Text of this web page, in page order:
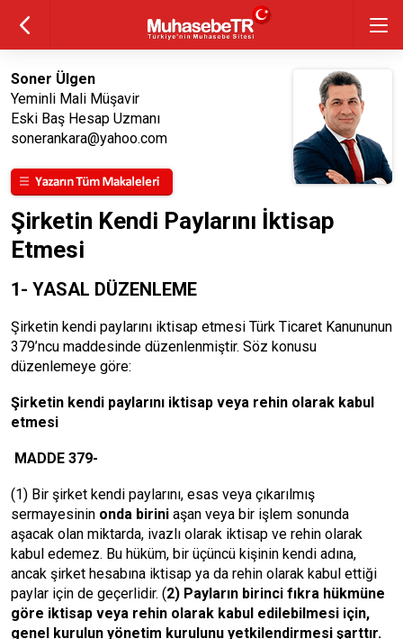
Soner Ülgen
Yeminli Mali Müşavir
Eski Baş Hesap Uzmanı
sonerankara@yahoo.com
Şirketin Kendi Paylarını İktisap
Etmesi
1- YASAL DÜZENLEME
Şirketin kendi paylarını iktisap etmesi Türk Ticaret Kanununun
379’ncu maddesinde düzenlenmiştir. Söz konusu
düzenlemeye göre:
Şirketin kendi paylarını iktisap veya rehin olarak kabul
etmesi
MADDE 379-
(1) Bir şirket kendi paylarını, esas veya çıkarılmış
sermayesinin onda birini aşan veya bir işlem sonunda
aşacak olan miktarda, ivazlı olarak iktisap ve rehin olarak
kabul edemez. Bu hüküm, bir üçüncü kişinin kendi adına,
ancak şirket hesabına iktisap ya da rehin olarak kabul ettiği
paylar için de geçerlidir. (2) Payların birinci fıkra hükmüne
göre iktisap veya rehin olarak kabul edilebilmesi için,
genel kurulun yönetim kurulunu yetkilendirmesi şarttır.